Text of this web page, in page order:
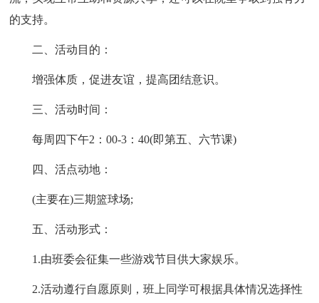
的支持。
二、活动目的：
增强体质，促进友谊，提高团结意识。
三、活动时间：
每周四下午2：00-3：40(即第五、六节课)
四、活点动地：
(主要在)三期篮球场;
五、活动形式：
1.由班委会征集一些游戏节目供大家娱乐。
2.活动遵行自愿原则，班上同学可根据具体情况选择性